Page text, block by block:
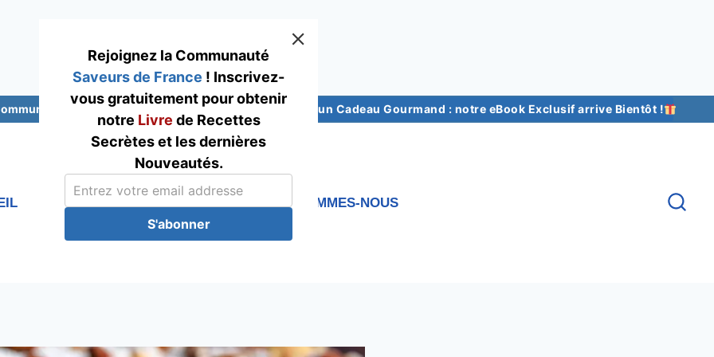
Saveurs France Abonnez-vous pour un Cadeau Gourmand : notre eBook Exclusif arrive Bientôt !
RECETTES Blog QUI SOMMES-NOUS
Rejoignez la Communauté
Saveurs de France ! Inscrivez-
vous gratuitement pour obtenir
notre Livre de Recettes
Secrètes et les dernières
Nouveautés.
S'abonner